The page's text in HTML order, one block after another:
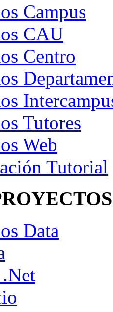
Campus
CAU
Centro
Tutores
Web
Tutorial
Data